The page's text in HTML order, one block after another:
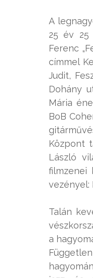
A
25 év 25
Ferenc
címmel
Judit,
Dohány
Mária
BoB
Központ
László
filmzenei
vezényel:
Talán
a